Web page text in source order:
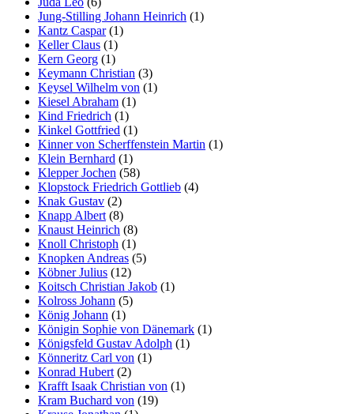
Jung-Stilling Johann Heinrich (1)
Kantz Caspar(1)
Keller Claus (1)
Kern Georg (1)
Keymann Christian (3)
Keysel Wilhelm von (1)
Kiesel Abraham (1)
Kind Friedrich (1)
Kinkel Gottfried (1)
Kinner von Scherffenstein Martin (1)
Klein Bernhard (1)
Klepper Jochen (58)
Klopstock Friedrich Gottlieb (4)
Knak Gustav (2)
Knapp Albert (8)
Knaust Heinrich (8)
Knoll Christoph (1)
Knopken Andreas (5)
Köbner Julius (12)
Koitsch Christian Jakob (1)
Kolross Johann (5)
König Johann (1)
Königin Sophie von Dänemark (1)
Königsfeld Gustav Adolph (1)
Könneritz Carl von (1)
Konrad Hubert (2)
Krafft Isaak Christian von (1)
Kram Buchard von (19)